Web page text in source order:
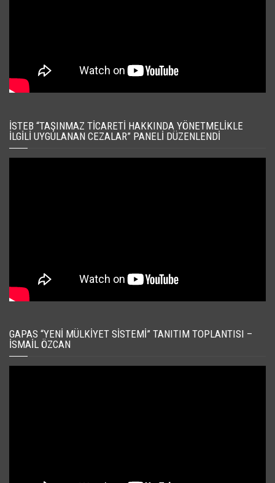
İSTEB “TAŞINMAZ TICARETI HAKKINDA YÖNETMELIKLE
İLGILI UYGULANAN CEZALAR” PANELI DÜZENLENDI
GAPAS “YENI MÜLKIYET SISTEMI” TANITIM TOPLANTISI –
İSMAIL ÖZCAN